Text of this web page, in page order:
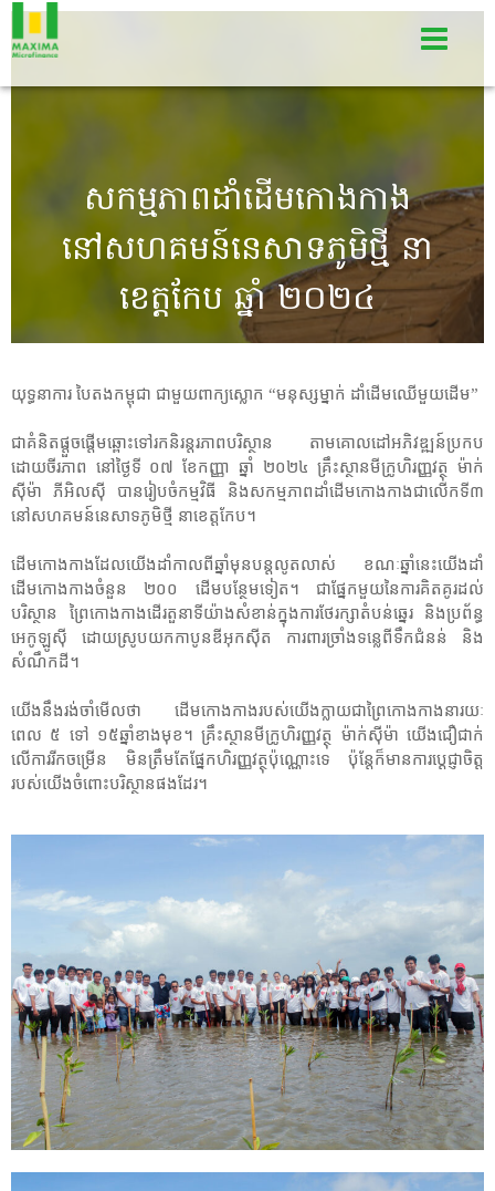
សកម្មភាពដាំដើមកោងកាង
នៅសហគមន៍នេសាទភូមិថ្មី នា
ខេត្តកែប ឆ្នាំ ២០២៤
យុទ្ធនាការ បៃតងកម្ពុជា ជាមួយពាក្យស្លោក “មនុស្សម្នាក់ ដាំដើមឈើមួយដើម”
ជាគំនិតផ្តួចផ្តើមឆ្ពោះទៅរកនិរន្តរភាពបរិស្ថាន តាមគោលដៅអភិវឌ្ឍន៍ប្រកប
ដោយចីរភាព នៅថ្ងៃទី ០៧ ខែកញ្ញា ឆ្នាំ ២០២៤ គ្រឹះស្ថានមីក្រូហិរញ្ញវត្ថុ ម៉ាក់
ស៊ីម៉ា ភីអិលស៊ី បានរៀបចំកម្មវិធី និងសកម្មភាពដាំដើមកោងកាងជាលើកទី៣
នៅសហគមន៍នេសាទភូមិថ្មី នាខេត្តកែប។
ដើមកោងកាងដែលយើងដាំកាលពីឆ្នាំមុនបន្តលូតលាស់ ខណៈឆ្នាំនេះយើងដាំ
ដើមកោងកាងចំនួន ២០០ ដើមបន្ថែមទៀត។ ជាផ្នែកមួយនៃការគិតគូរដល់
បរិស្ថាន ព្រៃកោងកាងដើរតួនាទីយ៉ាងសំខាន់ក្នុងការថែរក្សាតំបន់ឆ្នេរ និងប្រព័ន្ធ
អេកូឡូស៊ី ដោយស្រូបយកកាបូនឌីអុកស៊ីត ការពារច្រាំងទន្លេពីទឹកជំនន់ និង
សំណឹកដី។
យើងនឹងរង់ចាំមើលថា ដើមកោងកាងរបស់យើងក្លាយជាព្រៃកោងកាងនារយៈ
ពេល ៥ ទៅ ១៥ឆ្នាំខាងមុខ។ គ្រឹះស្ថានមីក្រូហិរញ្ញវត្ថុ ម៉ាក់ស៊ីម៉ា យើងជឿជាក់
លើការរីកចម្រើន មិនត្រឹមតែផ្នែកហិរញ្ញវត្ថុប៉ុណ្ណោះទេ ប៉ុន្តែក៏មានការប្តេជ្ញាចិត្ត
របស់យើងចំពោះបរិស្ថានផងដែរ។